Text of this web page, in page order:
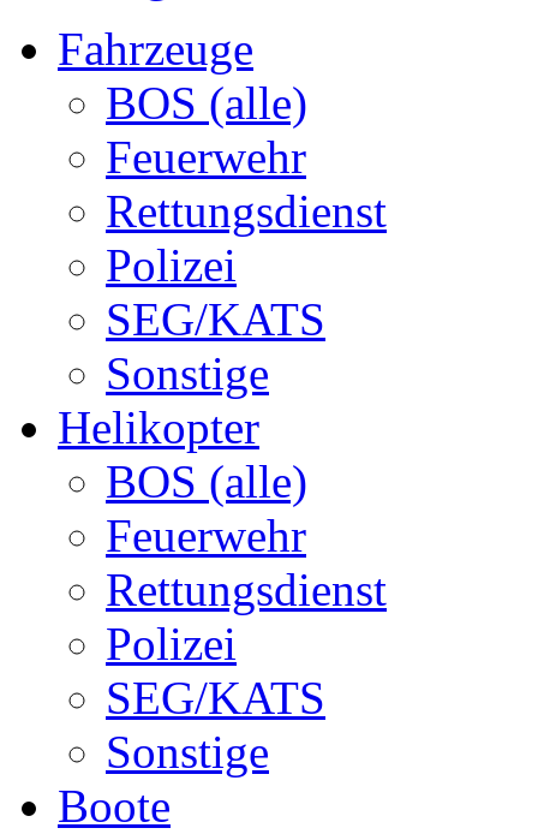
Fahrzeuge
BOS (alle)
Feuerwehr
Rettungsdienst
Polizei
SEG/KATS
Sonstige
Helikopter
BOS (alle)
Feuerwehr
Rettungsdienst
Polizei
SEG/KATS
Sonstige
Boote